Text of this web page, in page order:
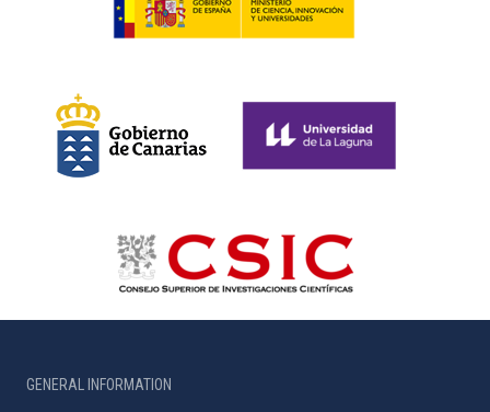
GENERAL INFORMATION